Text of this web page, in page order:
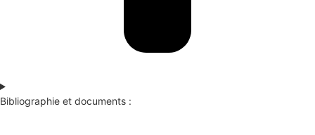
Bibliographie et documents :